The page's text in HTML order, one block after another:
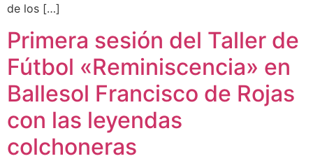
de los […]
Primera sesión del Taller de
Fútbol «Reminiscencia» en
Ballesol Francisco de Rojas
con las leyendas
colchoneras